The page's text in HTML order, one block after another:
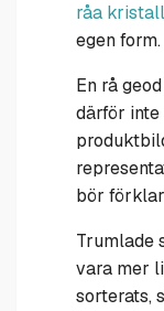
råa
egen form.
En rå
därför inte
bör
Trumlade
vara mer
sorterats,